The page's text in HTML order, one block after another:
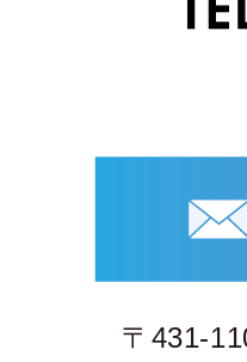
〒431-